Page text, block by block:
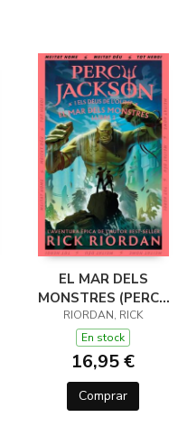
EL MAR DELS
MONSTRES (PERCY
JACKSON I ELS
DÉUS DE L'OLIMP 2)
RIORDAN, RICK
En stock
16,95 €
Comprar